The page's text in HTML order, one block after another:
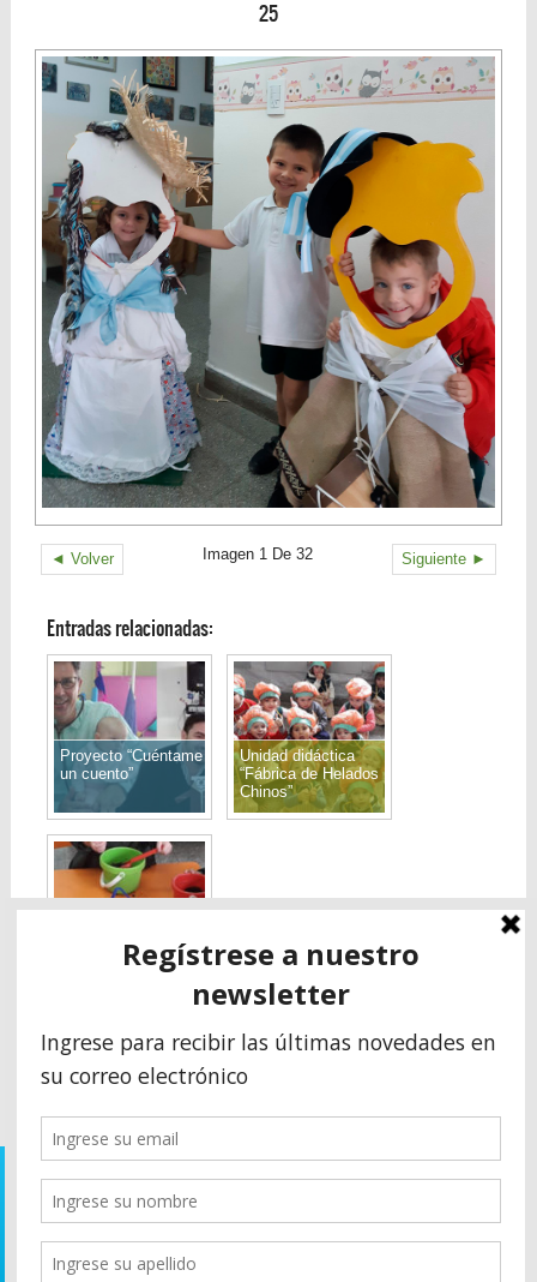
25
◄ Volver Siguiente ►
Imagen 1 De 32
Entradas relacionadas:
Proyecto “Cuéntame
un cuento”
Unidad didáctica
“Fábrica de Helados
Chinos”
almácigos o siembra
indirecta en Sala
Av. 74 N° 2560 Necochea - Prov. Buenos Aires - Argentina
Teléfono: (02262) 42-2876
Email: administracion@institutohumboldt.com.ar